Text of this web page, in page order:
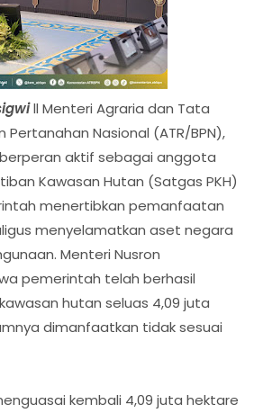
ll Menteri Agraria dan Tata
Pertanahan Nasional (ATR/BPN),
aktif sebagai anggota
Kawasan Hutan (Satgas PKH)
menertibkan pemanfaatan
menyelamatkan aset negara
Menteri Nusron
pemerintah telah berhasil
hutan seluas 4,09 juta
dimanfaatkan tidak sesuai
kembali 4,09 juta hektare